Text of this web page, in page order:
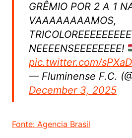
GRÊMIO POR 2 A 1
VAAAAAAAAMOS,
NEEEENSEEEEEEEE!
pic.twitter.com/
— Fluminense F.C.
December 3, 2025
Fonte: Agencia Brasil